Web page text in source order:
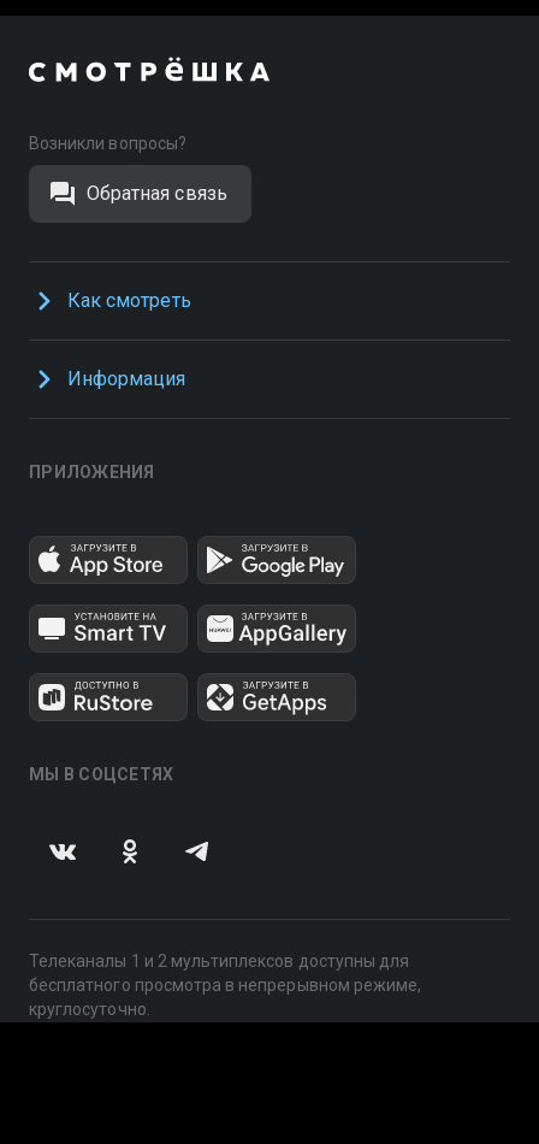
Возникли вопросы?
Обратная связь
Как смотреть
Информация
ПРИЛОЖЕНИЯ
МЫ В СОЦСЕТЯХ
Телеканалы 1 и 2 мультиплексов доступны для
бесплатного просмотра в непрерывном режиме,
круглосуточно.